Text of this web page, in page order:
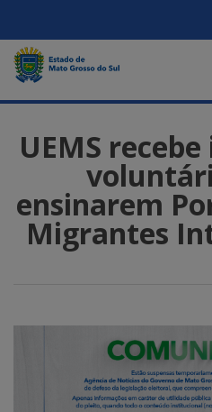
UEMS
ensinarem
Migrantes